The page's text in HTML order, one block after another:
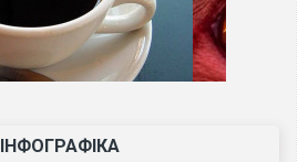
ІНФОГРАФІКА